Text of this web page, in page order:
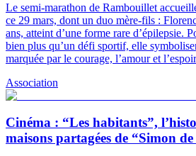
Le semi-marathon de Rambouillet
ce 29 mars, dont un duo mère-fils :
ans, atteint d’une forme rare d’épilepsie.
bien plus qu’un défi sportif, elle
marquée par le courage, l’amour et
Association
Cinéma : “Les habitants”,
maisons partagées de “Simon